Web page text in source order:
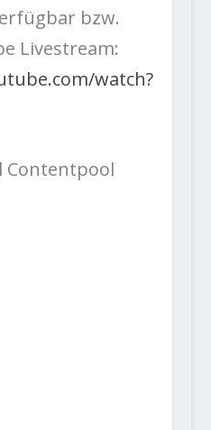
bzw.
Livestream:
watch?
Contentpool